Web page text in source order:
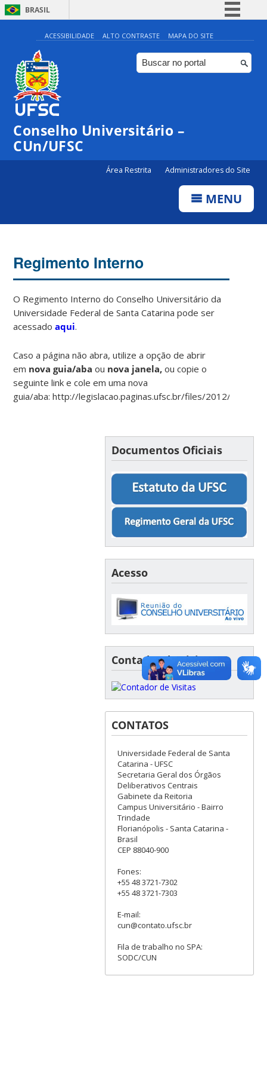
BRASIL
Simplifique!
Comunica BR
Participe
Canais
ACESSIBILIDADE ALTO CONTRASTE MAPA DO SITE
Conselho Universitário –
CUn/UFSC
Área Restrita Administradores do Site
MENU
Regimento Interno
O Regimento Interno do Conselho Universitário da
Universidade Federal de Santa Catarina pode ser
acessadoaqui.
Caso a página não abra, utilize a opção de abrir
em nova guia/aba ou nova janela,ou copie o
seguinte link e cole em uma nova
guia/aba: http://legislacao.paginas.ufsc.br/files/2012/01/
Documentos Oficiais
Acesso
Contador de visitas
CONTATOS
Universidade Federal de Santa
Catarina - UFSC
Secretaria Geral dos Órgãos
Deliberativos Centrais
Gabinete da Reitoria
Campus Universitário - Bairro
Trindade
Florianópolis - Santa Catarina -
Brasil
CEP 88040-900
Fones:
+55 48 3721-7302
+55 48 3721-7303
E-mail:
cun@contato.ufsc.br
Fila de trabalho no SPA:
SODC/CUN